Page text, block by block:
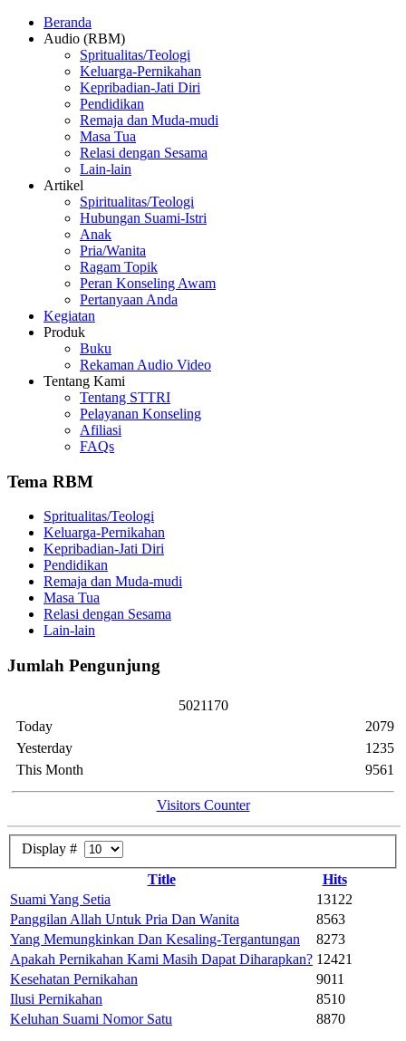
Beranda
Audio (RBM)
Spritualitas/Teologi
Keluarga-Pernikahan
Kepribadian-Jati Diri
Pendidikan
Remaja dan Muda-mudi
Masa Tua
Relasi dengan Sesama
Lain-lain
Artikel
Spiritualitas/Teologi
Hubungan Suami-Istri
Anak
Pria/Wanita
Ragam Topik
Peran Konseling Awam
Pertanyaan Anda
Kegiatan
Produk
Buku
Rekaman Audio Video
Tentang Kami
Tentang STTRI
Pelayanan Konseling
Afiliasi
FAQs
Tema RBM
Spritualitas/Teologi
Keluarga-Pernikahan
Kepribadian-Jati Diri
Pendidikan
Remaja dan Muda-mudi
Masa Tua
Relasi dengan Sesama
Lain-lain
Jumlah Pengunjung
50211 70
Today
Yesterday
This Month
2079
1235
9561
Visitors Counter
Display #
Title
Hits
Suami Yang Setia
13122
Panggilan Allah Untuk Pria Dan Wanita
8563
Yang Memungkinkan Dan Kesaling-Tergantungan
8273
Apakah Pernikahan Kami Masih Dapat Diharapkan? 12421
Kesehatan Pernikahan
9011
Ilusi Pernikahan
8510
Keluhan Suami Nomor Satu
8870